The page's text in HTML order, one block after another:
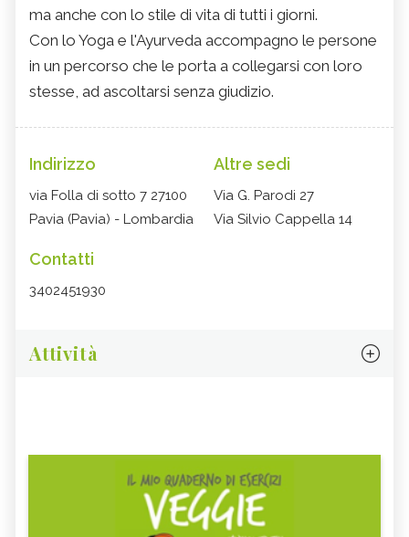
ma anche con lo stile di vita di tutti i giorni.
Con lo Yoga e l'Ayurveda accompagno le persone
in un percorso che le porta a collegarsi con loro
stesse, ad ascoltarsi senza giudizio.
Indirizzo
via Folla di sotto 7 27100
Pavia (Pavia) - Lombardia
Altre sedi
Via G. Parodi 27
Via Silvio Cappella 14
Contatti
3402451930
Attività